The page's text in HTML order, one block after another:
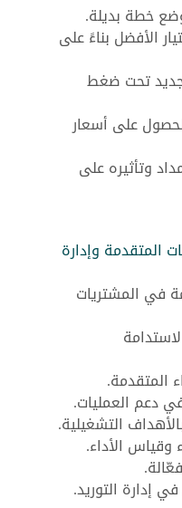
خطة بديلة.
الأفضل بناءً على
جديد تحت ضغط
على أسعار
وتأثيره على
المتقدمة وإدارة
في المشتريات
المتقدمة.
دعم العمليات.
التشغيلية.
وقياس الأداء.
إدارة التوريد.